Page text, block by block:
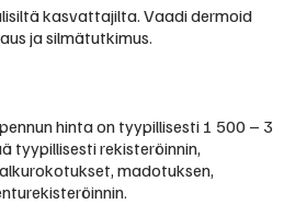
kasvattajilta. Vaadi dermoid
ja silmätutkimus.
hinta on tyypillisesti 1 500 – 3
tyypillisesti rekisteröinnin,
madotuksen,